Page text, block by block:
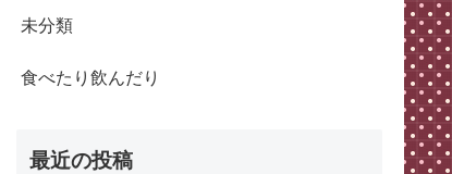
未分類
食べたり飲んだり
最近の投稿